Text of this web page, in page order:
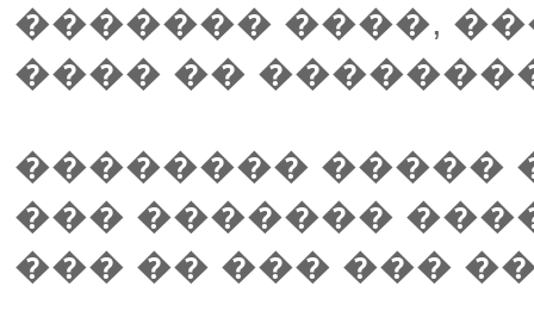
������� ����,
���� ��
�������� �����
��� �������
��� �� ��� ���